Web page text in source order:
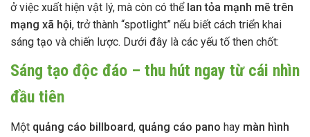
ở việc xuất hiện vật lý, mà còn có thể lan tỏa mạnh mẽ trên
mạng xã hội, trở thành “spotlight” nếu biết cách triển khai
sáng tạo và chiến lược. Dưới đây là các yếu tố then chốt:
Sáng tạo độc đáo – thu hút ngay từ cái nhìn
đầu tiên
Một quảng cáo billboard, quảng cáo pano hay màn hình